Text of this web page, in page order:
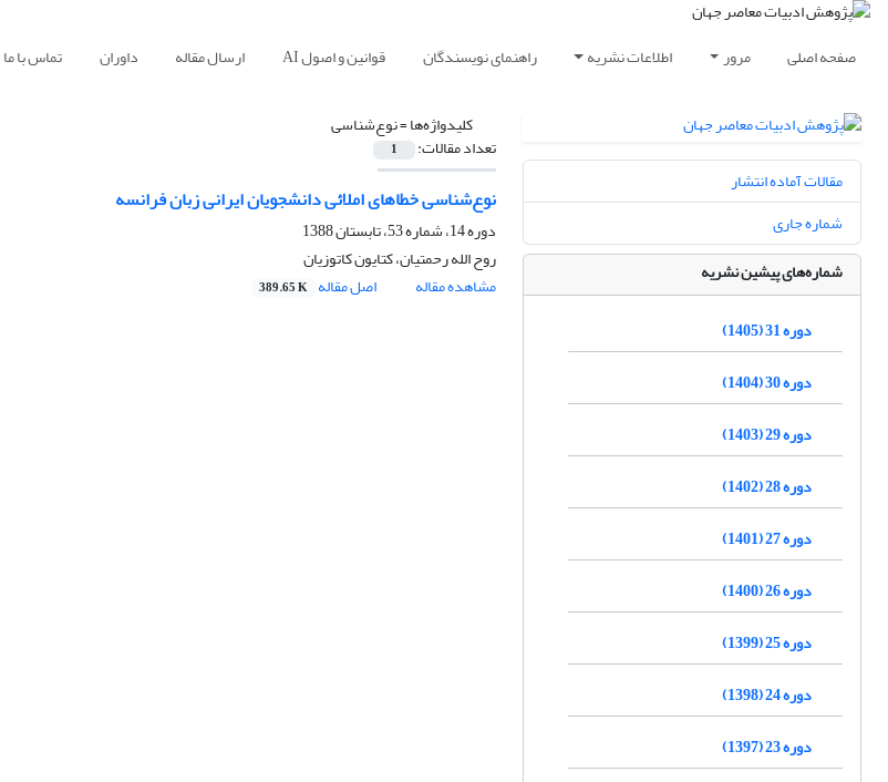
صفحه اصلی مرور اطلاعات نشریه راهنمای نویسندگان قوانین و اصول AI ارسال مقاله داوران تماس با ما
کلیدواژه‌ها =نوع‌شناسی
تعداد مقالات: 1
نوع‌شناسی خطاهای املائی دانشجویان ایرانی زبان فرانسه
دوره 14، شماره 53، تابستان 1388
روح الله رحمتیان، کتایون کاتوزیان
مشاهده مقاله
اصل مقاله 389.65 K
مقالات آماده انتشار
شماره جاری
شماره‌های پیشین نشریه
دوره 31 (1405)
دوره 30 (1404)
دوره 29 (1403)
دوره 28 (1402)
دوره 27 (1401)
دوره 26 (1400)
دوره 25 (1399)
دوره 24 (1398)
دوره 23 (1397)